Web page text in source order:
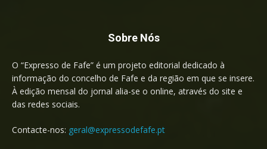
Sobre Nós
O “Expresso de Fafe” é um projeto editorial dedicado à
informação do concelho de Fafe e da região em que se insere.
À edição mensal do jornal alia-se o online, através do site e
das redes sociais.
Contacte-nos: geral@expressodefafe.pt